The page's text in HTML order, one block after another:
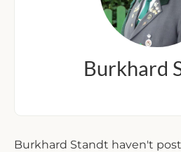
Burkhard
Burkhard Standt haven't